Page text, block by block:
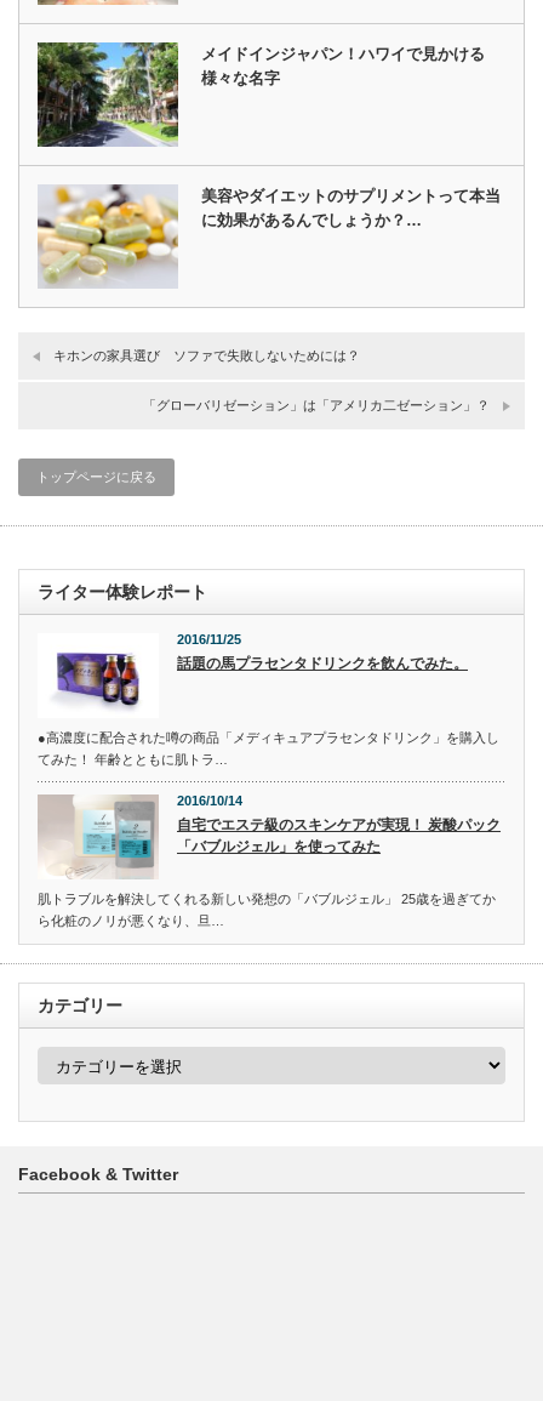
メイドインジャパン！ハワイで見かける
様々な名字
美容やダイエットのサプリメントって本当
に効果があるんでしょうか？…
キホンの家具選び ソファで失敗しないためには？
「グローバリゼーション」は「アメリカ二ゼーション」？
トップページに戻る
ライター体験レポート
2016/11/25
話題の馬プラセンタドリンクを飲んでみた。
●高濃度に配合された噂の商品「メディキュアプラセンタドリンク」を購入し
てみた！ 年齢とともに肌トラ…
2016/10/14
自宅でエステ級のスキンケアが実現！ 炭酸パック
「バブルジェル」を使ってみた
肌トラブルを解決してくれる新しい発想の「バブルジェル」 25歳を過ぎてか
ら化粧のノリが悪くなり、旦…
カテゴリー
Facebook & Twitter